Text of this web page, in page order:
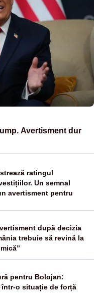
Avertisment dur
ratingul
Un semnal
avertisment pentru
după decizia
trebuie să revină la
pentru Bolojan:
într-o situație de forță